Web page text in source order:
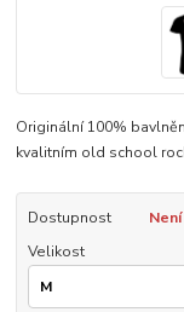
Originální 100%
kvalitním old school
Dostupnost
Velikost